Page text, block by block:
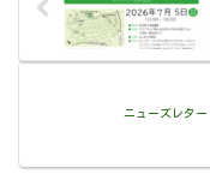
ニューズレタ